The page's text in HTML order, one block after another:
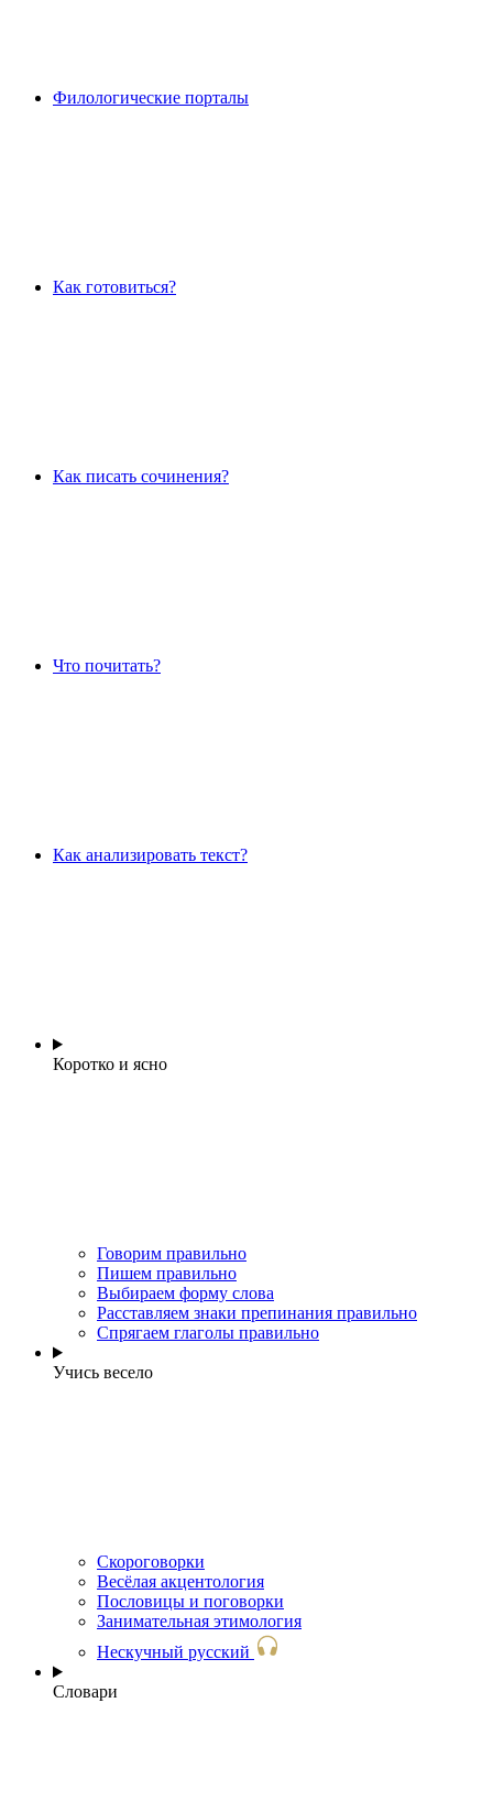
Филологические порталы
Как готовиться?
Как писать сочинения?
Что почитать?
Как анализировать текст?
Коротко и ясно
Говорим правильно
Пишем правильно
Выбираем форму слова
Расставляем знаки препинания правильно
Спрягаем глаголы правильно
Учись весело
Скороговорки
Весёлая акцентология
Пословицы и поговорки
Занимательная этимология
Нескучный русский
Словари